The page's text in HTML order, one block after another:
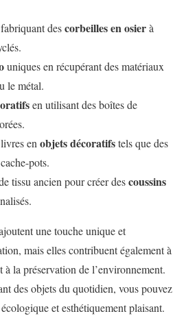
descorbeilles en osierà
uniques en récupérant des matériaux
le métal.
en utilisant des boîtes de
enobjets décoratifstels que des
pots.
tissu ancien pour créer descoussins
une touche unique et
mais elles contribuent également à
à la préservation de l’environnement.
des objets du quotidien, vous pouvez
et esthétiquement plaisant.